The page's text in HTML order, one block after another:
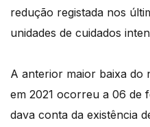
redução registada nos
unidades de cuidados
A anterior maior baixa do
em 2021 ocorreu a 06 de
dava conta da existência